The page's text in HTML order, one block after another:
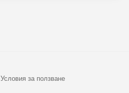
Условия за ползване